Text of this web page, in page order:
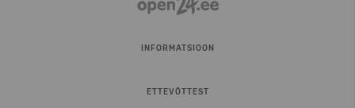
INFORMATSIOON
ETTEVÕTTEST